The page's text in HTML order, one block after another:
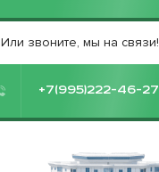
Или звоните, мы на связи!
+7(995)222-46-27